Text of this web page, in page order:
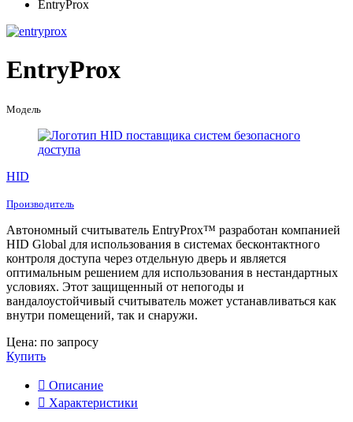
EntryProx
EntryProx
Модель
HID
Производитель
Автономный считыватель EntryProx™ разработан компанией
HID Global для использования в системах бесконтактного
контроля доступа через отдельную дверь и является
оптимальным решением для использования в нестандартных
условиях. Этот защищенный от непогоды и
вандалоустойчивый считыватель может устанавливаться как
внутри помещений, так и снаружи.
Цена: по запросу
Купить
Описание
Характеристики